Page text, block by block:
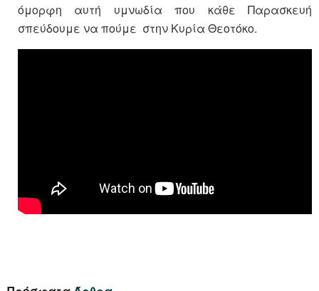
όμορφη αυτή υμνωδία που κάθε Παρασκευή
σπεύδουμε να πούμε στην Κυρία Θεοτόκο.